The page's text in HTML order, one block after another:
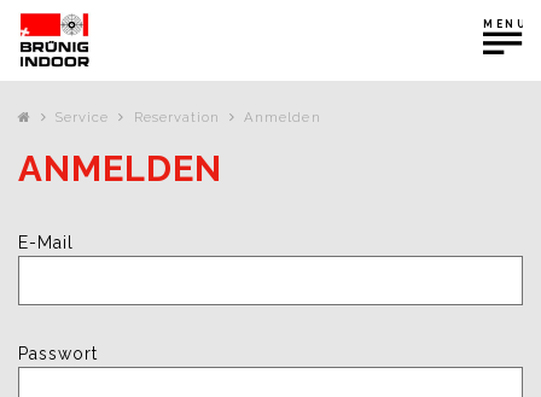
MENU
Service Reservation Anmelden
ANMELDEN
E-Mail
Passwort